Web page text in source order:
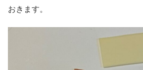
おきます。